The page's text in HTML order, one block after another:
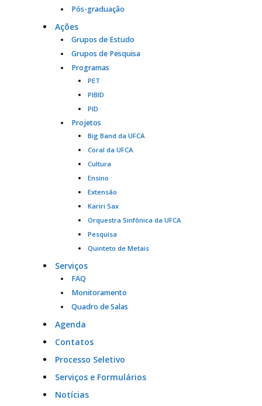
Pós-graduação
Ações
Grupos de Estudo
Grupos de Pesquisa
Programas
PET
PIBID
PID
Projetos
Big Band da UFCA
Coral da UFCA
Cultura
Ensino
Extensão
Kariri Sax
Orquestra Sinfônica da UFCA
Pesquisa
Quinteto de Metais
Serviços
FAQ
Monitoramento
Quadro de Salas
Agenda
Contatos
Processo Seletivo
Serviços e Formulários
Notícias